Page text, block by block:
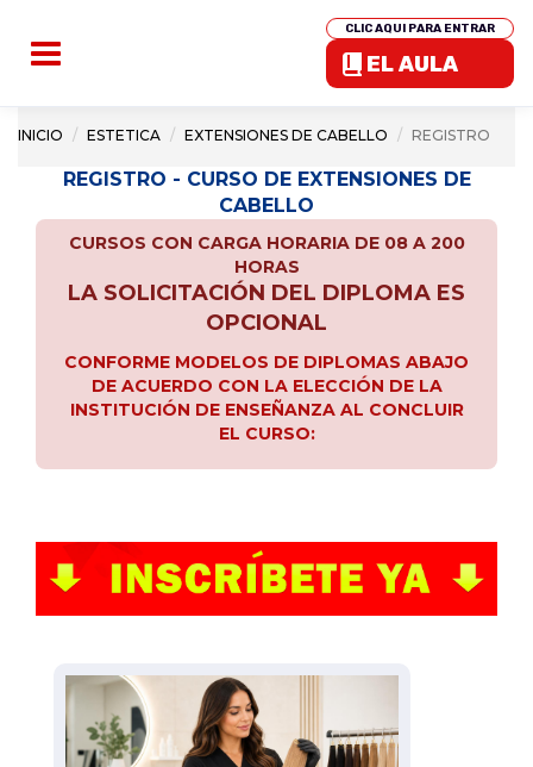
CLIC AQUI PARA ENTRAR
EL AULA
INICIO ESTETICA EXTENSIONES DE CABELLO REGISTRO
REGISTRO - CURSO DE EXTENSIONES DE
CABELLO
CURSOS CON CARGA HORARIA DE 08 A 200
HORAS
LA SOLICITACIÓN DEL DIPLOMA ES
OPCIONAL
CONFORME MODELOS DE DIPLOMAS ABAJO
DE ACUERDO CON LA ELECCIÓN DE LA
INSTITUCIÓN DE ENSEÑANZA AL CONCLUIR
EL CURSO: